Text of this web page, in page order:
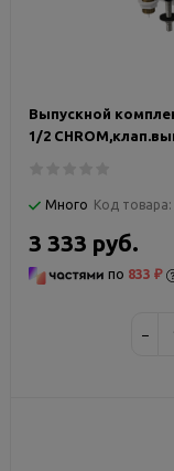
Выпускной
1/2
Много Код товара:
3 333 руб.
по 833 ₽
−